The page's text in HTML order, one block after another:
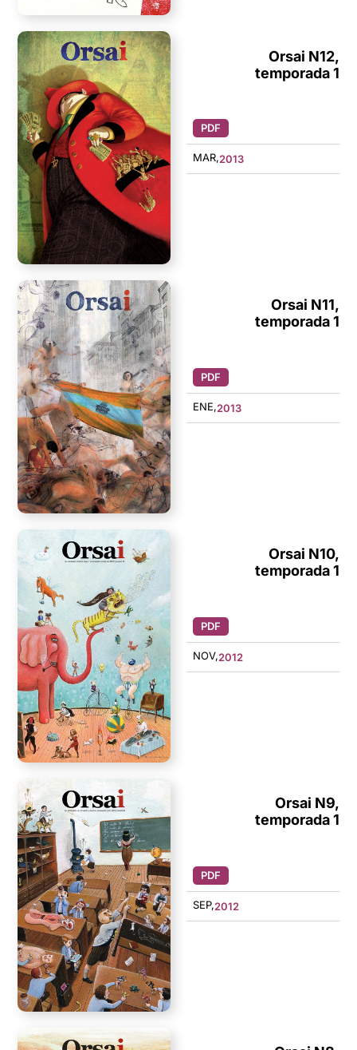
Orsai N12,
temporada 1
PDF
MAR,2013
Orsai N11,
temporada 1
PDF
ENE,2013
Orsai N10,
temporada 1
PDF
NOV,2012
Orsai N9,
temporada 1
PDF
SEP,2012